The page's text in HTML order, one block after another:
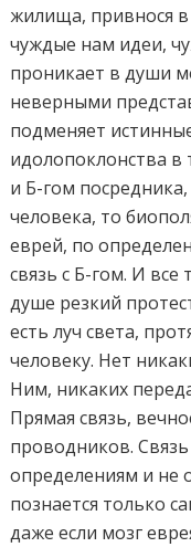
жилища, привнося
чуждые нам идеи,
проникает в души
неверными
подменяет
идолопоклонства в
и Б-гом
человека, то
еврей, по
связь с Б-гом. И
душе резкий
есть луч света,
человеку. Нет
Ним, никаких
Прямая связь,
проводников.
определениям и не
познается только
даже если мозг